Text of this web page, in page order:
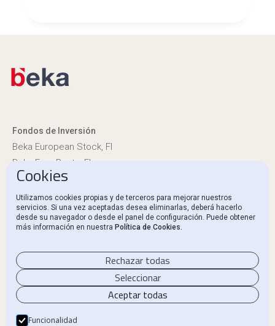
Fondos de Inversión
Beka European Stock, FI
Beka Euro Renta, FI
Canal Ético y Denuncias
Aviso Legal
Política de privacidad
Cookies
Utilizamos cookies propias y de terceros para mejorar nuestros
servicios. Si una vez aceptadas desea eliminarlas, deberá hacerlo
desde su navegador o desde el panel de configuración. Puede obtener
más información en nuestra Política de Cookies.
Rechazar todas
Seleccionar
Aceptar todas
Funcionalidad